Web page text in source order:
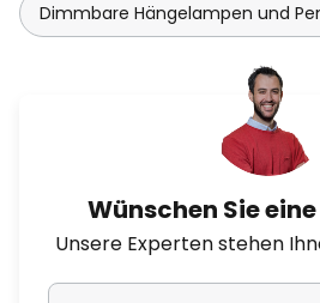
Dimmbare Hängelampen und
Wünschen Sie
Unsere Experten stehen